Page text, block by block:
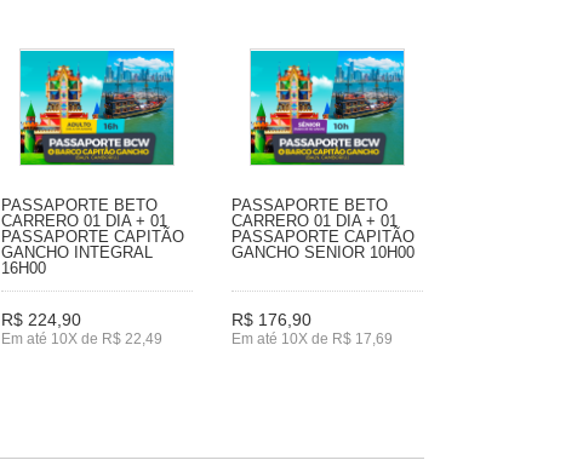
PASSAPORTE BETO
CARRERO 01 DIA + 01
PASSAPORTE CAPITÃO
GANCHO INTEGRAL
16H00
R$ 224,90
Em até 10X de R$ 22,49
PASSAPORTE BETO
CARRERO 01 DIA + 01
PASSAPORTE CAPITÃO
GANCHO SENIOR 10H00
R$ 176,90
Em até 10X de R$ 17,69